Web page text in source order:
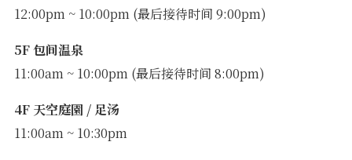
12:00pm ~ 10:00pm (最后接待时间 9:00pm)
5F 包间温泉
11:00am ~ 10:00pm (最后接待时间 8:00pm)
4F 天空庭園 / 足汤
11:00am ~ 10:30pm